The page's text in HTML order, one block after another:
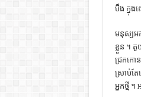
បឹង ក្នុង​
មនុស្ស​អក
ខ្លួន ។ តួ
ជ្រក​កោ
ស្រាប់​តែ​
អ្នក​ថ្មី